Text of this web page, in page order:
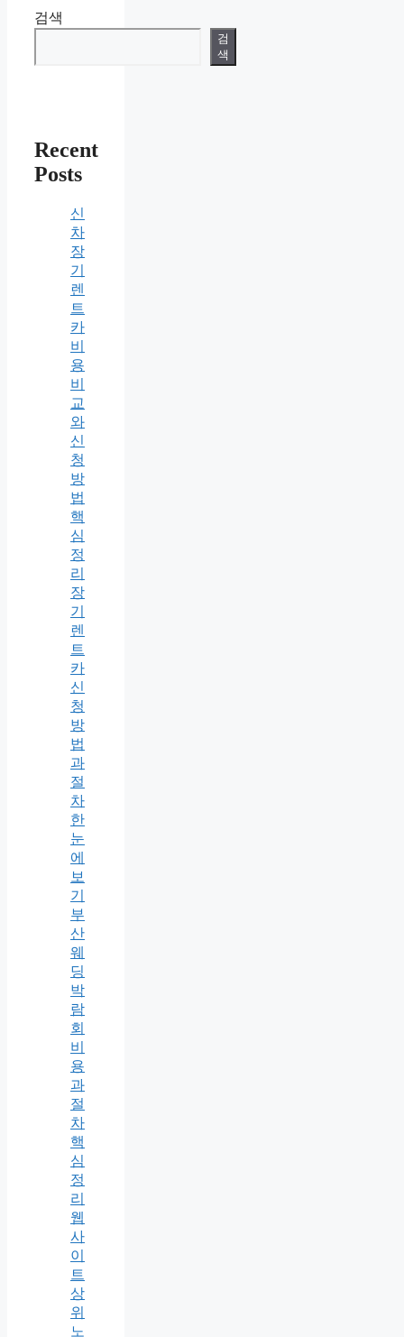
검색
검
색
Recent
Posts
신
차
장
기
렌
트
카
비
용
비
교
와
신
청
방
법
핵
심
정
리
장
기
렌
트
카
신
청
방
법
과
절
차
한
눈
에
보
기
부
산
웨
딩
박
람
회
비
용
과
절
차
핵
심
정
리
웹
사
이
트
상
위
노